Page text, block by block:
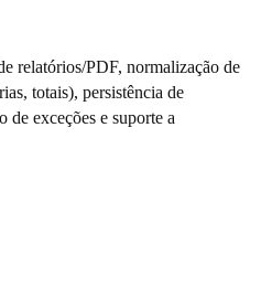
relatórios/PDF, normalização de
totais), persistência de
exceções e suporte a